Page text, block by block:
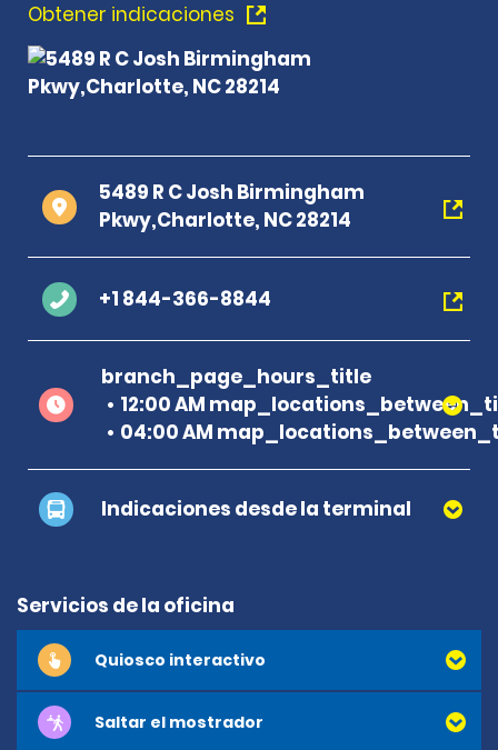
Obtener indicaciones
5489 R C Josh Birmingham
Pkwy,Charlotte, NC 28214
+1 844-366-8844
branch_page_hours_title
12:00 AM
04:00 AM
Indicaciones desde la terminal
Servicios de la oficina
Quiosco interactivo
Saltar el mostrador